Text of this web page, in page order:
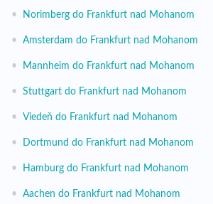
• Norimberg do Frankfurt nad Mohanom
• Amsterdam do Frankfurt nad Mohanom
• Mannheim do Frankfurt nad Mohanom
• Stuttgart do Frankfurt nad Mohanom
• Viedeň do Frankfurt nad Mohanom
• Dortmund do Frankfurt nad Mohanom
• Hamburg do Frankfurt nad Mohanom
• Aachen do Frankfurt nad Mohanom